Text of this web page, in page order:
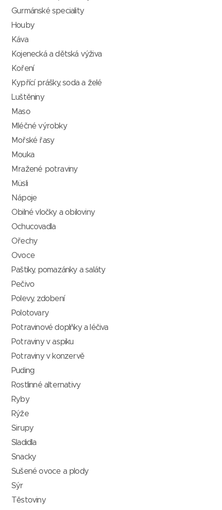
Gurmánské speciality
Houby
Káva
Kojenecká a dětská výživa
Koření
Kypřící prášky, soda a želé
Luštěniny
Maso
Mléčné výrobky
Mořské řasy
Mouka
Mražené potraviny
Müsli
Nápoje
Obilné vločky a obiloviny
Ochucovadla
Ořechy
Ovoce
Paštiky, pomazánky a saláty
Pečivo
Polevy, zdobení
Polotovary
Potravinové doplňky a léčiva
Potraviny v aspiku
Potraviny v konzervě
Puding
Rostlinné alternativy
Ryby
Rýže
Sirupy
Sladidla
Snacky
Sušené ovoce a plody
Sýr
Těstoviny